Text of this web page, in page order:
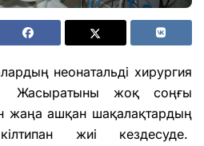
неонатальді хирургия
Жасыратыны жоқ соңғы
жаңа ашқан шақалақтардың
жиі кездесуде.